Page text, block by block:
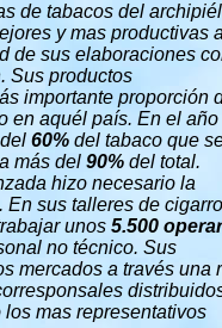
de tabacos del
y mas productivas
de sus elaboraciones
Sus productos
importante proporción
en aquél país. En el año
60% del tabaco que
más del 90% del total.
hizo necesario la
sus talleres de
unos 5.500
no técnico. Sus
mercados a través una
mas representativos